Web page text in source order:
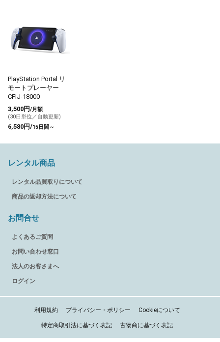
PlayStation Portal リ
モートプレーヤー
CFIJ-18000
3,500円/月額
(30日単位／自動更新)
6,580円/15日間～
レンタル商品
レンタル品買取りについて
商品の返却方法について
お問合せ
よくあるご質問
お問い合わせ窓口
法人のお客さまへ
ログイン
利用規約 プライバシー・ポリシー Cookieについて
特定商取引法に基づく表記 古物商に基づく表記